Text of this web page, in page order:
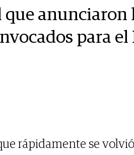
que anunciaron
para
rápidamente se